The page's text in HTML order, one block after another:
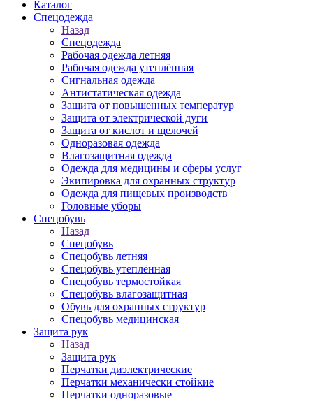
Каталог
Спецодежда
Назад
Спецодежда
Рабочая одежда летняя
Рабочая одежда утеплённая
Сигнальная одежда
Антистатическая одежда
Защита от повышенных температур
Защита от электрической дуги
Защита от кислот и щелочей
Одноразовая одежда
Влагозащитная одежда
Одежда для медицины и сферы услуг
Экипировка для охранных структур
Одежда для пищевых производств
Головные уборы
Спецобувь
Назад
Спецобувь
Спецобувь летняя
Спецобувь утеплённая
Спецобувь термостойкая
Спецобувь влагозащитная
Обувь для охранных структур
Спецобувь медицинская
Защита рук
Назад
Защита рук
Перчатки диэлектрические
Перчатки механически стойкие
Перчатки одноразовые